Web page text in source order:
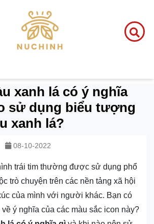
xanh lá có ý nghĩa
sử dụng biểu tượng
xanh lá?
08-10-2022
trái tim thường được sử dụng phổ
trò chuyện trên các nền tảng xã hội
của mình với người khác. Bạn có
ý nghĩa của các màu sắc icon này?